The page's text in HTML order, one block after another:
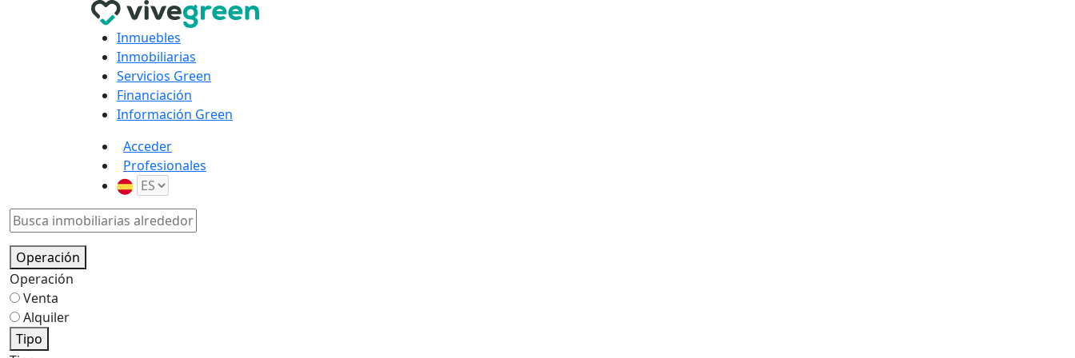
Inmuebles
Inmobiliarias
Servicios Green
Financiación
Información Green
Acceder
Profesionales
Operación
Operación
Venta
Alquiler
Tipo